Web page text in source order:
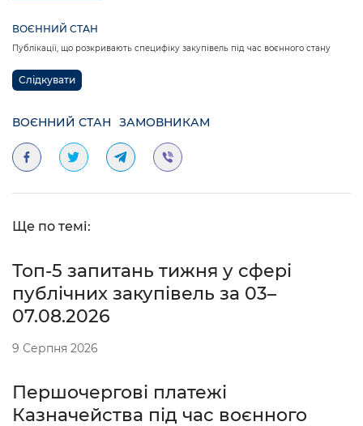
ВОЄННИЙ СТАН
Публікації, що розкривають специфіку закупівель під час воєнного стану
Слідкувати
ВОЄННИЙ СТАН ЗАМОВНИКАМ
Ще по темі:
Топ-5 запитань тижня у сфері
публічних закупівель за 03–
07.08.2026
9 Серпня 2026
Першочергові платежі
Казначейства під час воєнного